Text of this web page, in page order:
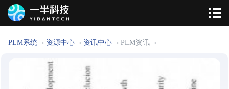
PLM系统 > 资源中心 > 资讯中心 > PLM资讯 >